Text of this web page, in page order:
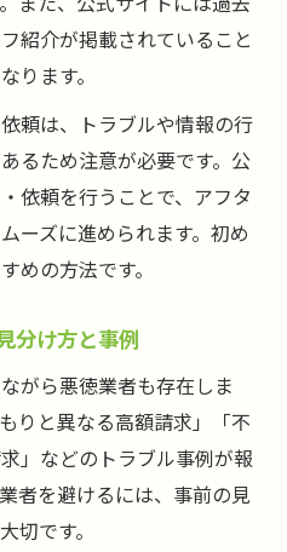
紹介が掲載されていること
ります。
頼は、トラブルや情報の行
るため注意が必要です。公
依頼を行うことで、アフタ
ーズに進められます。初め
めの方法です。
分け方と事例
がら悪徳業者も存在しま
りと異なる高額請求」「不
」などのトラブル事例が報
者を避けるには、事前の見
切です。